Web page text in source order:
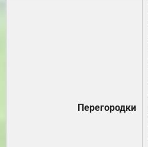
Перегородки